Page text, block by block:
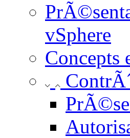
vSphere
Concepts